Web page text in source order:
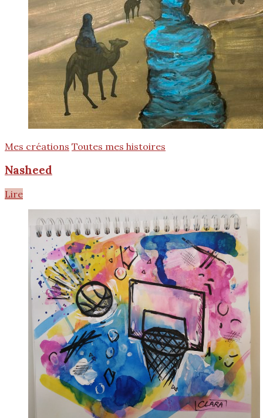
Mes créations Toutes mes histoires
Nasheed
Lire